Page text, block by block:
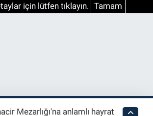
için lütfen tıklayın. Tamam
Mezarlığı'na anlamlı hayrat